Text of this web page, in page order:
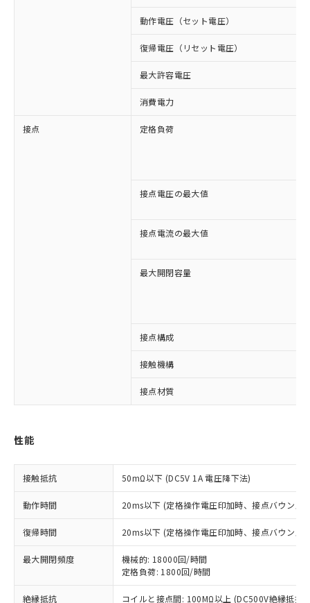
動作電圧（セット電圧）
復帰電圧（リセット電圧）
最大許容電圧
消費電力
接点 定格負荷
接点電圧の最大値
接点電流の最大値
最大開閉容量
接点構成
接触機構
接点材質
性能
接触抵抗 50mΩ以下 (DC5V 1A 電圧降下法)
動作時間 20ms以下 (定格操作電圧印加時、接点バウンス
復帰時間 20ms以下 (定格操作電圧印加時、接点バウンス
最大開閉頻度
機械的: 18000回/時間
定格負荷: 1800回/時間
絶縁抵抗 コイルと接点間: 100MΩ以上 (DC500V絶縁抵抗
以下の条件をお読みいただき、同意のうえ
ご利用ください。
本サービスは、当社制御機器事業取扱
商品の当社在庫状況および標準価格
(税抜)を提供させていただくもので
当社制御機器事業取扱商品の中には、
本サービスの対象外となる商品もある
非含有に対応した製品が提供可能な商品で
す。
対応予定なし：EU RoHS指令（10物質）の
非含有に非対応の商品で、対応品を出す予
定はありません。
調査・確認中：EU RoHS指令（10物質）の
非含有の対応状況を調査中または確認中の
商品です。
非該当品：ライセンス料など無形物で、有
害物質有無と関係のない商品です。
仕入先様の事情により、非含有部品として
いたものが、含有品と判明した場合などや
※1 中国RoHS○×表
「○」：最大均質材料含有率が中国RoHSの
基準値以下であることを示します。
「×」：最大均質材料含有率が中国RoHSの
基準値を超えていることを示します。
当社は、これら貴社製品のうち、外国